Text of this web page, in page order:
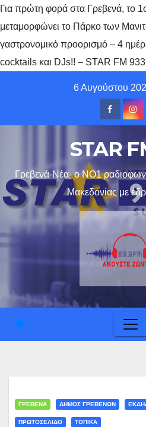
Για πρώτη φορά στα Γρεβενά, το
μεταμορφώνει το Πάρκο των
γαστρονομικό προορισμό – 4
cocktails και DJs!! – STAR FM 933
6 Αυγούστου
STAR
Γρεβενά-Νέα- ο ΝΟ1
Μακεδονίας με
ΓΡΕΒΕΝΑ ΔΗΜΟΣ ΓΡΕΒΕΝΩΝ
ΠΡΩΤΟΣΕΛΙΔΟ ΤΟΠΙΚΑ